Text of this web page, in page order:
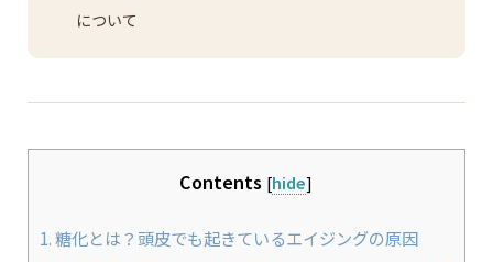
について
Contents [hide]
1.糖化とは？頭皮でも起きているエイジングの原因